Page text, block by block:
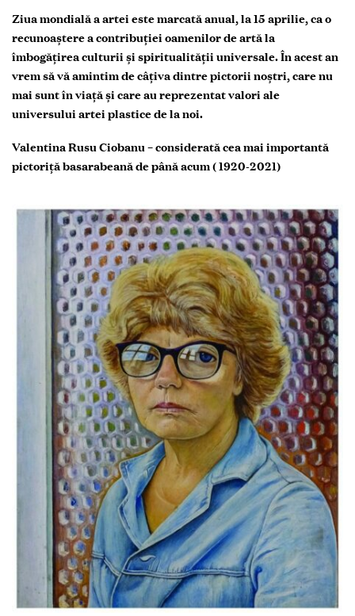
Ziua mondială a artei este marcată anual, la 15 aprilie, ca o
recunoaştere a contribuţiei oamenilor de artă la
îmbogăţirea culturii şi spiritualităţii universale.În acest an
vrem să vă amintim de câțiva dintre pictorii noștri, care nu
mai sunt în viață și care au reprezentat valori ale
universului artei plastice de la noi.
Valentina Rusu Ciobanu – considerată cea mai importantă
pictoriță basarabeană de până acum( 1920-2021)